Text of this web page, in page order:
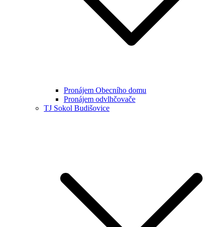
Pronájem Obecního domu
Pronájem odvlhčovače
TJ Sokol Budišovice